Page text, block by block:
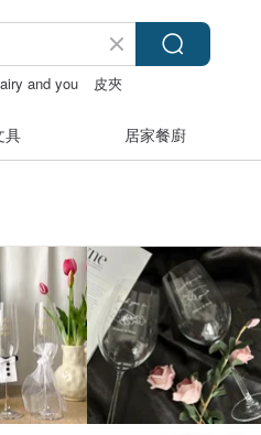
and you 皮夾
具 居家餐廚